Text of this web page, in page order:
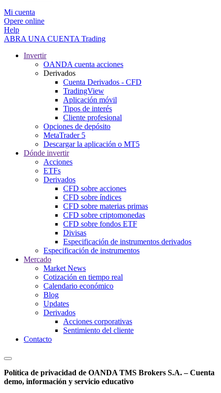
Mi cuenta
Opere online
Help
ABRA UNA CUENTA Trading
Invertir
OANDA cuenta acciones
Derivados
Cuenta Derivados - CFD
TradingView
Aplicación móvil
Tipos de interés
Cliente profesional
Opciones de depósito
MetaTrader 5
Descargar la aplicación o MT5
Dónde invertir
Acciones
ETFs
Derivados
CFD sobre acciones
CFD sobre índices
CFD sobre materias primas
CFD sobre criptomonedas
CFD sobre fondos ETF
Divisas
Especificación de instrumentos derivados
Especificación de instrumentos
Mercado
Market News
Cotización en tiempo real
Calendario económico
Blog
Updates
Derivados
Acciones corporativas
Sentimiento del cliente
Contacto
Política de privacidad de OANDA TMS Brokers S.A. – Cuenta
demo, información y servicio educativo